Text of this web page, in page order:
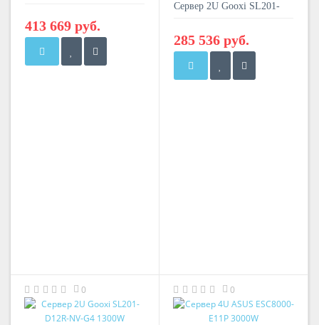
413 669 руб.
Сервер 2U Gooxi SL201-
2*ScGen4
285 536 руб.
0 0